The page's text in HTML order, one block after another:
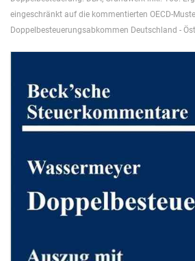
eingeschränkt auf die kommentierten OECD-
Doppelbesteuerungsabkommen Deutschland -